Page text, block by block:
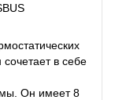
в себе
Он имеет 8